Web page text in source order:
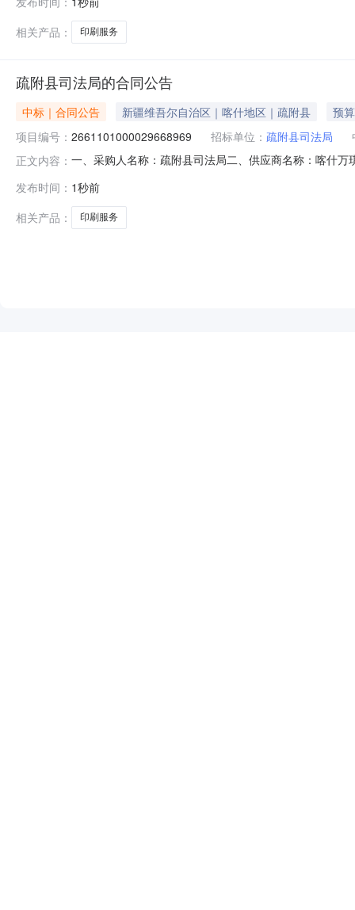
0820:55:01
相关产品：
印刷服务
疏附县司法局的合同公告
中标｜合同公告 新疆维吾尔自治区｜喀什地区｜疏附县
预
项目编号： 2661101000029668969 招标单位： 疏附县司法局
正文内容： 一、采购人名称：疏附县司法局二、供应商名称：喀什
的基本概况：七、其它事项：详见附件中的合同文件八
发布时间： 1秒前
相关产品：
印刷服务